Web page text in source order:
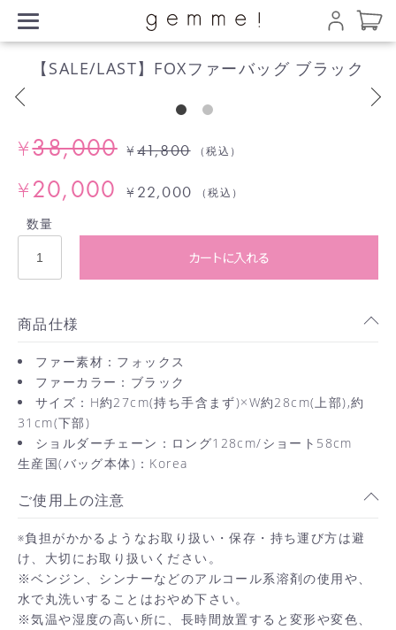
【SALE/LAST】FOXファーバッグ ブラック
¥38,000
¥20,000
¥ 41,800 （税込）
¥ 22,000 （税込）
数量
カートに入れる
商品仕様
ファー素材：フォックス
ファーカラー：ブラック
サイズ：H約27cm(持ち手含まず)×W約28cm(上部),約
31cm(下部)
ショルダーチェーン：ロング128cm/ショート58cm
生産国(バッグ本体)：Korea
ご使用上の注意
※負担がかかるようなお取り扱い・保存・持ち運び方は避
け、大切にお取り扱いください。
※ベンジン、シンナーなどのアルコール系溶剤の使用や、
水で丸洗いすることはおやめ下さい。
※気温や湿度の高い所に、長時間放置すると変形や変色、